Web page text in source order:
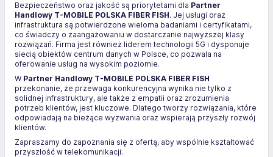
Bezpieczeństwo oraz jakość są priorytetami dla Partner
Handlowy T-MOBILE POLSKA FIBER FISH. Jej usługi oraz
infrastruktura są potwierdzone wieloma badaniami i certyfikatami,
co świadczy o zaangażowaniu w dostarczanie najwyższej klasy
rozwiązań. Firma jest również liderem technologii 5G i dysponuje
siecią obiektów centrum danych w Polsce, co pozwala na
oferowanie usług na wysokim poziomie.
W Partner Handlowy T-MOBILE POLSKA FIBER FISH
przekonanie, że przewaga konkurencyjna wynika nie tylko z
solidnej infrastruktury, ale także z empatii oraz zrozumienia
potrzeb klientów, jest kluczowe. Dlatego tworzy rozwiązania, które
odpowiadają na bieżące wyzwania oraz wspierają przyszły rozwój
klientów.
Zapraszamy do zapoznania się z ofertą, aby wspólnie kształtować
przyszłość w telekomunikacji.